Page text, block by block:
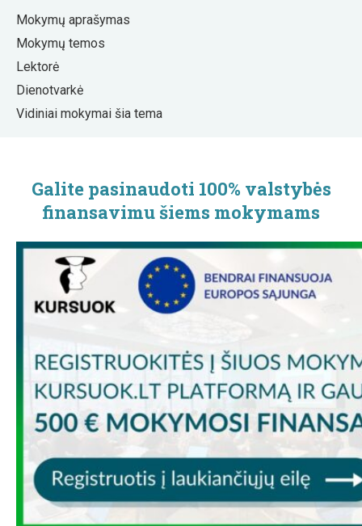
Mokymų aprašymas
Mokymų temos
Lektorė
Dienotvarkė
Vidiniai mokymai šia tema
Galite pasinaudoti 100% valstybės
finansavimu šiems mokymams